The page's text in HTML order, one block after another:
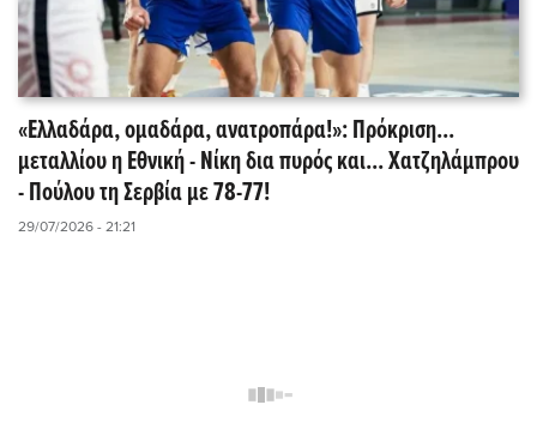
«Ελλαδάρα, ομαδάρα, ανατροπάρα!»: Πρόκριση...
μεταλλίου η Εθνική - Νίκη δια πυρός και... Χατζηλάμπρου
- Πούλου τη Σερβία με 78-77!
29/07/2026 - 21:21